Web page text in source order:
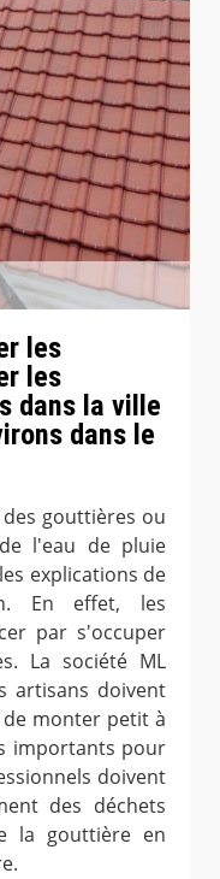
les
les
dans la ville
dans le
gouttières ou
l'eau de pluie
explications de
En effet, les
par s'occuper
La société ML
artisans doivent
monter petit à
importants pour
doivent
des déchets
la gouttière en